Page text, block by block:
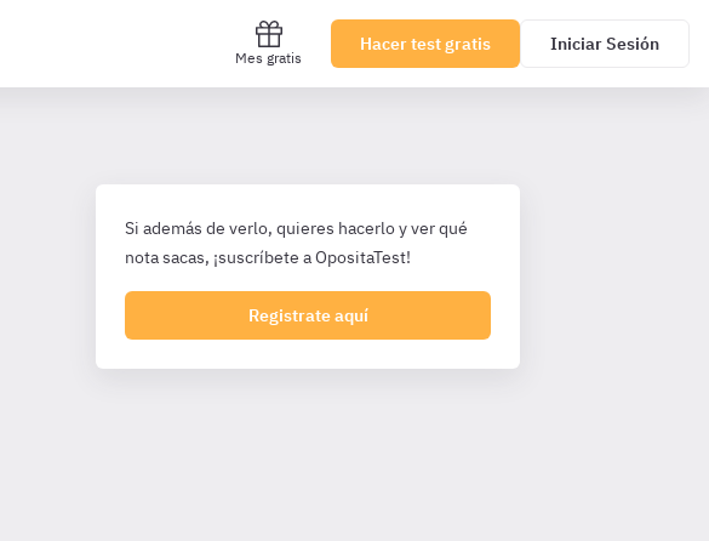
Mes gratis
Hacer test gratis Iniciar Sesión
Si además de verlo, quieres hacerlo y ver qué
nota sacas, ¡suscríbete a OpositaTest!
Registrate aquí